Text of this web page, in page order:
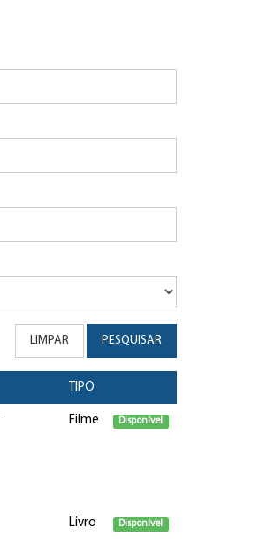
LIMPAR PESQUISAR
TIPO
Filme Disponível
Livro Disponível